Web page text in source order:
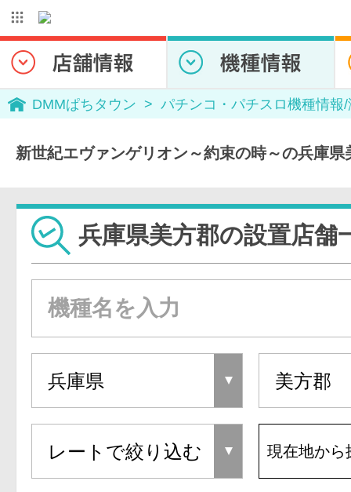
DMMぱちタウン パチンコ・パチスロ機種情報
新世紀エヴァンゲリオン～約束の時～の兵庫県
兵庫県美方郡の設置店舗
現在地から